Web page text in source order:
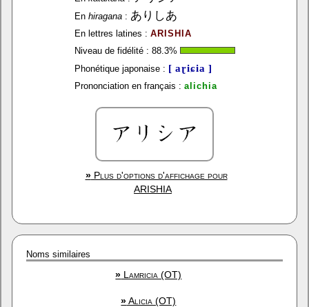
En hiragana: ありしあ
En lettres latines : ARISHIA
Niveau de fidélité : 88.3%
Phonétique japonaise : [ aɽiɕia ]
Prononciation en français : alichia
»Plus d'options d'affichage pour
ARISHIA
Noms similaires
» Lamricia (OT)
»Alicia (OT)